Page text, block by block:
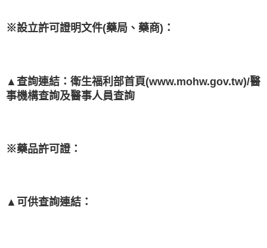
※設立許可證明文件(藥局、藥商)：
▲查詢連結：衛生福利部首頁(www.mohw.gov.tw)/醫
事機構查詢及醫事人員查詢
※藥品許可證：
▲可供查詢連結：